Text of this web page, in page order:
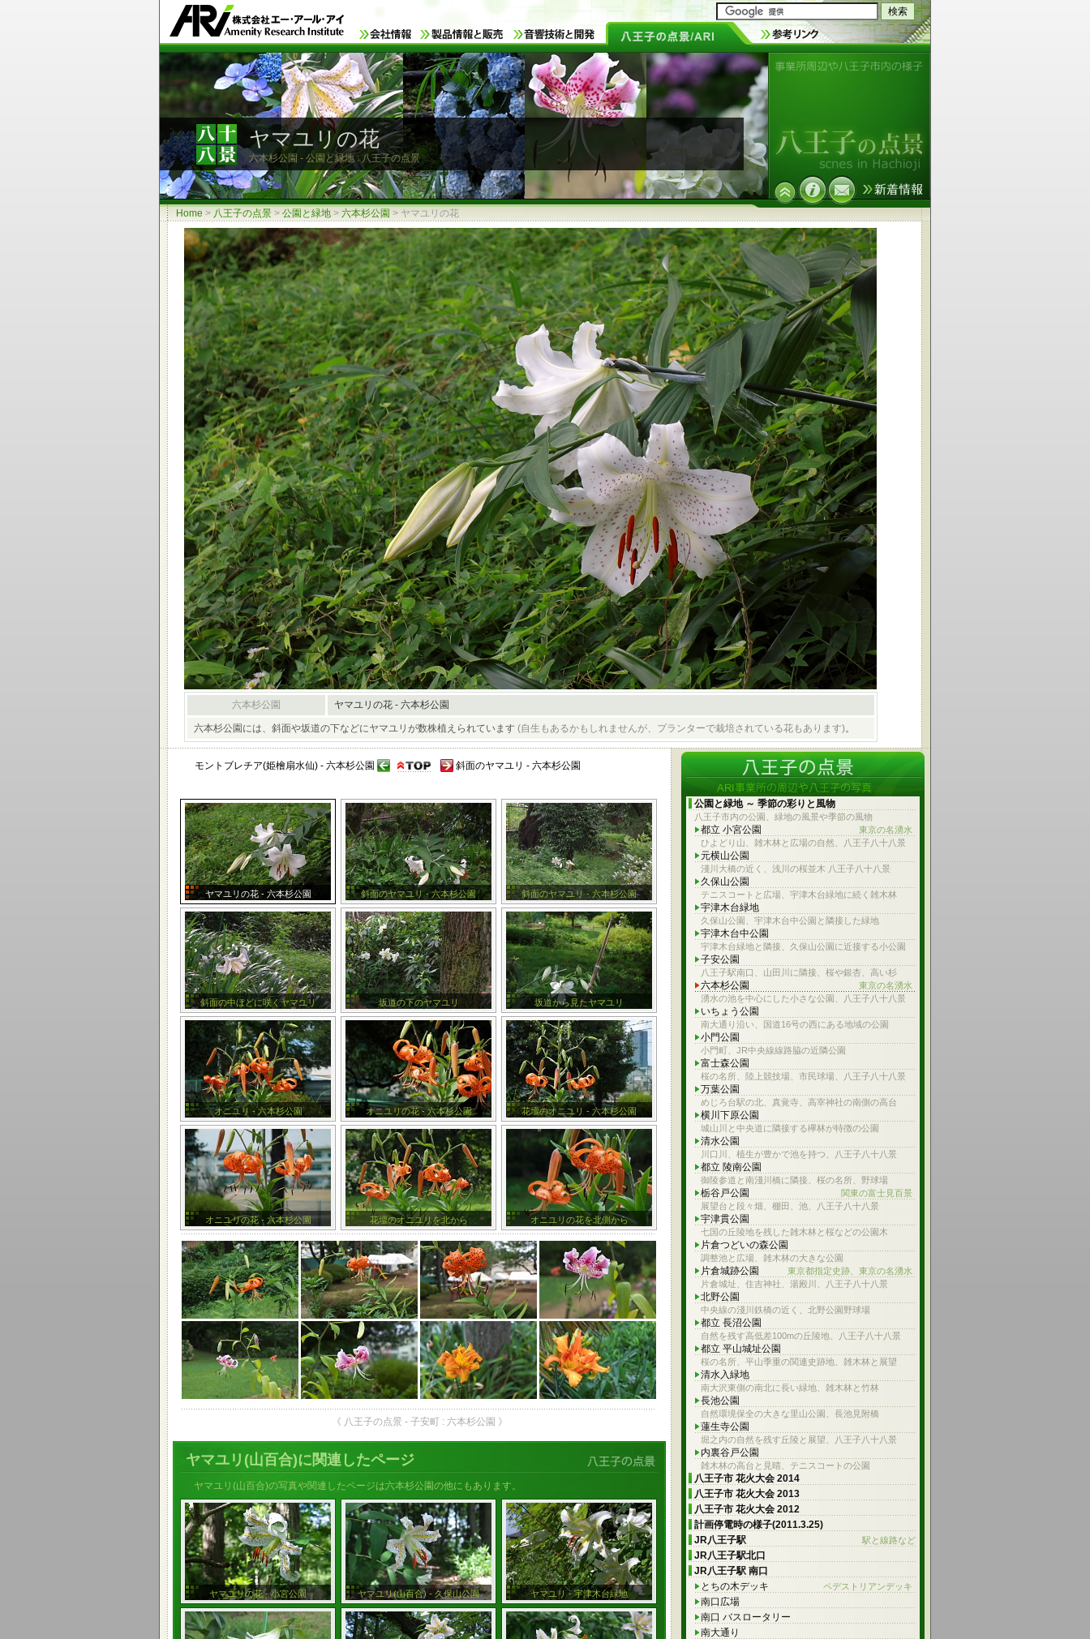
ヤマユリの花
六本杉公園 - 公園と緑地 : 八王子の点景
Home > 八王子の点景 > 公園と緑地 > 六本杉公園 > ヤマユリの花
六本杉公園 ヤマユリの花 - 六本杉公園
六本杉公園には、斜面や坂道の下などにヤマユリが数株植えられています (自生もあるかもしれませんが、プランターで栽培されている花もあります)。
モントブレチア(姫檜扇水仙) - 六本杉公園 斜面のヤマユリ - 六本杉公園
ヤマユリの花 - 六本杉公園 斜面のヤマユリ - 六本杉公園 斜面のヤマユリ - 六本杉公園
斜面の中ほどに咲くヤマユリ 坂道の下のヤマユリ 坂道から見たヤマユリ
オニユリ - 六本杉公園 オニユリの花 - 六本杉公園 花壇のオニユリ - 六本杉公園
オニユリの花 - 六本杉公園 花壇のオニユリを北から オニユリの花を北側から
《 八王子の点景 - 子安町 : 六本杉公園 》
ヤマユリ(山百合)に関連したページ
ヤマユリ(山百合)の写真や関連したページは六本杉公園の他にもあります。
ヤマユリの花 - 小宮公園 ヤマユリ(山百合) - 久保山公園 ヤマユリ - 宇津木台緑地
公園と緑地 ～ 季節の彩りと風物
八王子市内の公園、緑地の風景や季節の風物
都立 小宮公園
東京の名湧水
ひよどり山、雑木林と広場の自然、八王子八十八景
元横山公園
淺川大橋の近く、浅川の桜並木 八王子八十八景
久保山公園
テニスコートと広場、宇津木台緑地に続く雑木林
宇津木台緑地
久保山公園、宇津木台中公園と隣接した緑地
宇津木台中公園
宇津木台緑地と隣接、久保山公園に近接する小公園
子安公園
八王子駅南口、山田川に隣接、桜や銀杏、高い杉
六本杉公園
東京の名湧水
湧水の池を中心にした小さな公園、八王子八十八景
いちょう公園
南大通り沿い、国道16号の西にある地域の公園
小門公園
小門町、JR中央線線路脇の近隣公園
富士森公園
桜の名所、陸上競技場、市民球場、八王子八十八景
万葉公園
めじろ台駅の北、真覚寺、高宰神社の南側の高台
横川下原公園
城山川と中央道に隣接する欅林が特徴の公園
清水公園
川口川、植生が豊かで池を持つ、八王子八十八景
都立 陵南公園
御陵参道と南淺川橋に隣接、桜の名所、野球場
栃谷戸公園
関東の富士見百景
展望台と段々畑、棚田、池、八王子八十八景
宇津貫公園
七国の丘陵地を残した雑木林と桜などの公園木
片倉つどいの森公園
調整池と広場、雑木林の大きな公園
片倉城跡公園
東京都指定史跡、東京の名湧水
片倉城址、住吉神社、湯殿川、八王子八十八景
北野公園
中央線の淺川鉄橋の近く、北野公園野球場
都立 長沼公園
自然を残す高低差100mの丘陵地、八王子八十八景
都立 平山城址公園
桜の名所、平山季重の関連史跡地、雑木林と展望
清水入緑地
南大沢東側の南北に長い緑地、雑木林と竹林
長池公園
自然環境保全の大きな里山公園、長池見附橋
蓮生寺公園
堀之内の自然を残す丘陵と展望、八王子八十八景
内裏谷戸公園
雑木林の高台と見晴、テニスコートの公園
八王子市 花火大会 2014
八王子市 花火大会 2013
八王子市 花火大会 2012
計画停電時の様子(2011.3.25)
JR八王子駅
駅と線路など
JR八王子駅北口
JR八王子駅 南口
とちの木デッキ
ペデストリアンデッキ
南口広場
南口 バスロータリー
南大通り